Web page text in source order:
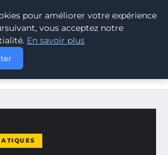
CLIMATIQUES
: LES PETITS
pour améliorer votre expérience
vous acceptez notre
En savoir plus